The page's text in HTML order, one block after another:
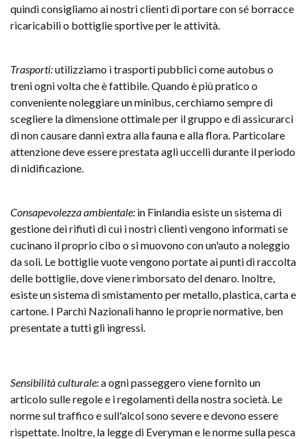
quindi consigliamo ai nostri clienti di portare con sé borracce
ricaricabili o bottiglie sportive per le attività.
Trasporti:utilizziamo i trasporti pubblici come autobus o
treni ogni volta che è fattibile. Quando è più pratico o
conveniente noleggiare un minibus, cerchiamo sempre di
scegliere la dimensione ottimale per il gruppo e di assicurarci
di non causare danni extra alla fauna e alla flora. Particolare
attenzione deve essere prestata agli uccelli durante il periodo
di nidificazione.
Consapevolezza ambientale: in Finlandia esiste un sistema di
gestione dei rifiuti di cui i nostri clienti vengono informati se
cucinano il proprio cibo o si muovono con un'auto a noleggio
da soli. Le bottiglie vuote vengono portate ai punti di raccolta
delle bottiglie, dove viene rimborsato del denaro. Inoltre,
esiste un sistema di smistamento per metallo, plastica, carta e
cartone. I Parchi Nazionali hanno le proprie normative, ben
presentate a tutti gli ingressi.
Sensibilità culturale:a ogni passeggero viene fornito un
articolo sulle regole e i regolamenti della nostra società. Le
norme sul traffico e sull'alcol sono severe e devono essere
rispettate. Inoltre, la legge di Everyman e le norme sulla pesca